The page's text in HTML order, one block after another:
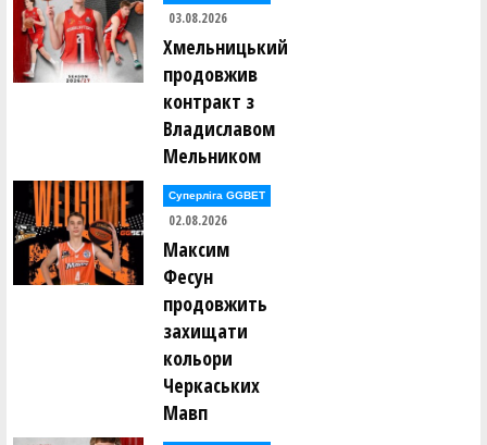
катерина Обоянська ()
Олег Овчаренко ()
Арніс Озолс ()
Ірина Олейник ()
Євгеній Ольховський ()
Валерія Опицько ()
Євгеній Орлов ()
Вадим Палюх ()
Ганна Панамарьова ()
Владислав Панасюк ()
Ксенія Панькіна ()
Ростислав Парнак ()
Вікторія Пасечник ()
Анатолій Пилипюк ()
Всеволод Пироженко ()
Денис Поворознюк ()
03.08.2026
Хмельницький
продовжив
контракт з
Владиславом
Мельником
Суперліга GGBET
02.08.2026
Максим
Фесун
продовжить
захищати
кольори
Черкаських
Мавп